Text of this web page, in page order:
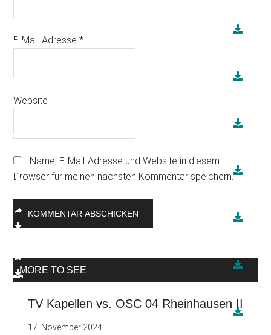
E-Mail-Adresse*
Website
Name, E-Mail-Adresse und Website in diesem
Browser für meinen nächsten Kommentar speichern.
Seitenspalte
MORE TO SEE
TV Kapellen vs. OSC 04 Rheinhausen II
17. November 2024